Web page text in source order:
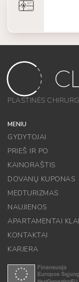
PLASTINĖS
MENIU
GYDYTOJAI
PRIEŠ IR PO
KAINORAŠTIS
DOVANŲ KUPONAS
MEDTURIZMAS
NAUJIENOS
APARTAMENTAI
KONTAKTAI
KARJERA